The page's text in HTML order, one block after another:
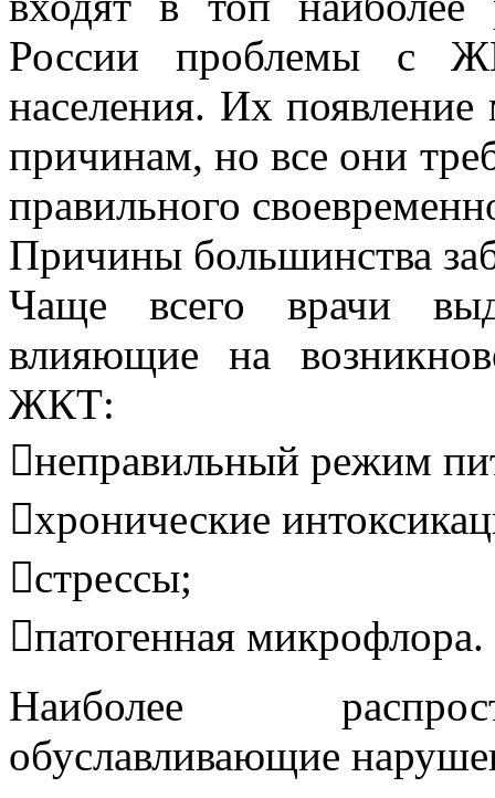
России проблемы с
населения. Их
причинам, но все они
правильного
Причины большинства
Чаще всего врачи
влияющие на
ЖКТ:
неправильный режим
хронические
стрессы;
патогенная микрофлора.
Наиболее
обуславливающие